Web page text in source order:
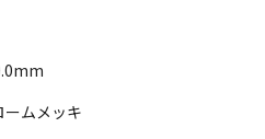
ームメッキ